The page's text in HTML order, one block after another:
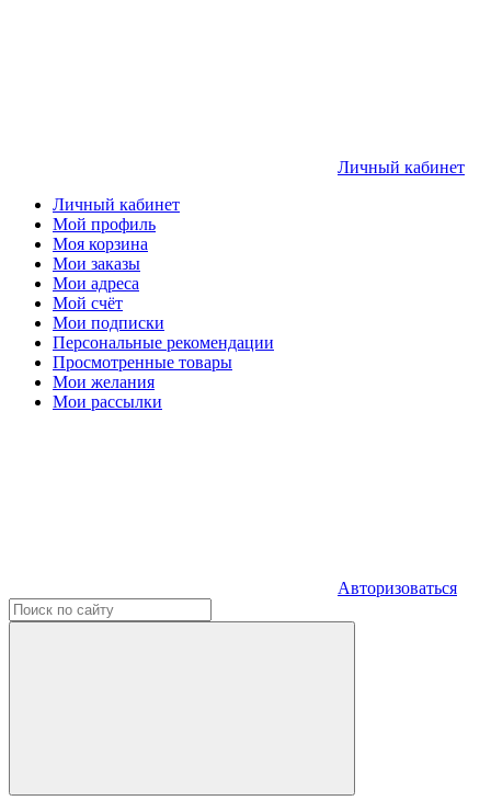
Личный кабинет
Личный кабинет
Мой профиль
Моя корзина
Мои заказы
Мои адреса
Мой счёт
Мои подписки
Персональные рекомендации
Просмотренные товары
Мои желания
Мои рассылки
Авторизоваться